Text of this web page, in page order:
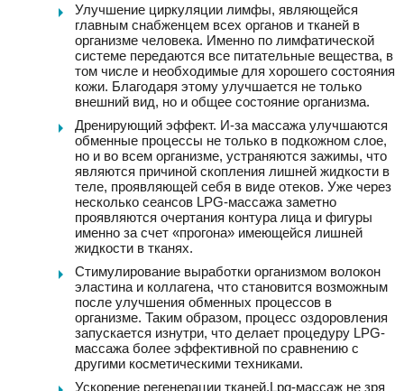
Улучшение циркуляции лимфы, являющейся
главным снабженцем всех органов и тканей в
организме человека. Именно по лимфатической
системе передаются все питательные вещества, в
том числе и необходимые для хорошего состояния
кожи. Благодаря этому улучшается не только
внешний вид, но и общее состояние организма.
Дренирующий эффект. И-за массажа улучшаются
обменные процессы не только в подкожном слое,
но и во всем организме, устраняются зажимы, что
являются причиной скопления лишней жидкости в
теле, проявляющей себя в виде отеков. Уже через
несколько сеансов LPG-массажа заметно
проявляются очертания контура лица и фигуры
именно за счет «прогона» имеющейся лишней
жидкости в тканях.
Стимулирование выработки организмом волокон
эластина и коллагена, что становится возможным
после улучшения обменных процессов в
организме. Таким образом, процесс оздоровления
запускается изнутри, что делает процедуру LPG-
массажа более эффективной по сравнению с
другими косметическими техниками.
Ускорение регенерации тканей.Lpg-массаж не зря